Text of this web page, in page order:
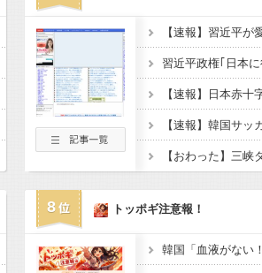
8 トッポギ注意報！
韓国「血液がない